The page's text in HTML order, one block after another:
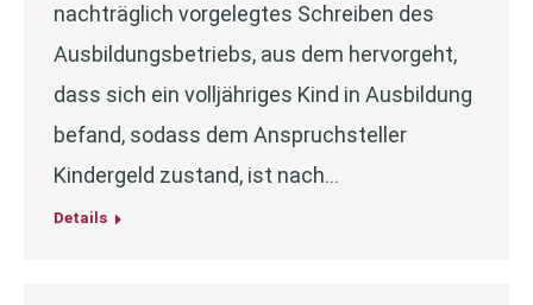
nachträglich vorgelegtes Schreiben des
Ausbildungsbetriebs, aus dem hervorgeht,
dass sich ein volljähriges Kind in Ausbildung
befand, sodass dem Anspruchsteller
Kindergeld zustand, ist nach…
Details